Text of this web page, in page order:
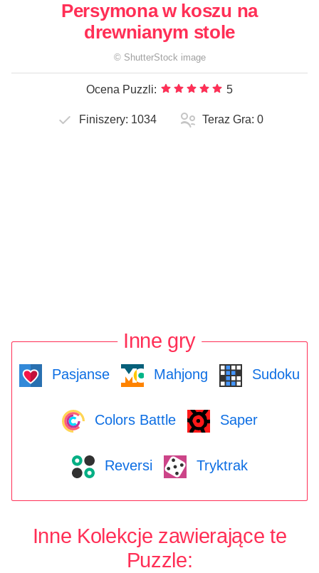
Persymona w koszu na
drewnianym stole
© ShutterStock image
Ocena Puzzli: 5
Finiszery: 1034 Teraz Gra: 0
Inne gry
Pasjanse Mahjong Sudoku
Colors Battle Saper
Reversi Tryktrak
Inne Kolekcje zawierające te
Puzzle: